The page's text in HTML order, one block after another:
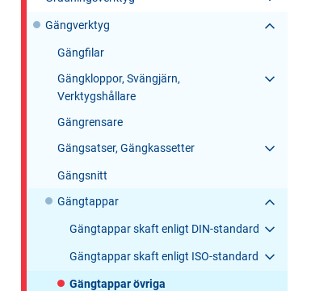
Gängverktyg
Gängfilar
Gängkloppor, Svängjärn,
Verktygshållare
Gängrensare
Gängsatser, Gängkassetter
Gängsnitt
Gängtappar
Gängtappar skaft enligt DIN-standard
Gängtappar skaft enligt ISO-standard
Gängtappar övriga